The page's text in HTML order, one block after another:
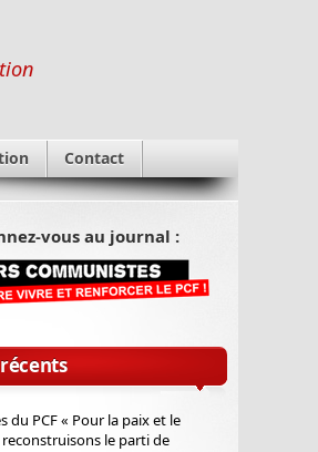
Contact
vous au journal :
du PCF « Pour la paix et le
reconstruisons le parti de